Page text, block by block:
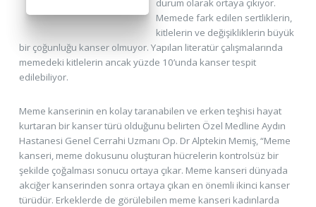
durum olarak ortaya çıkıyor.
Memede fark edilen sertliklerin,
kitlelerin ve değişikliklerin büyük
bir çoğunluğu kanser olmuyor. Yapılan literatür çalışmalarında
memedeki kitlelerin ancak yüzde 10’unda kanser tespit
edilebiliyor.
Meme kanserinin en kolay taranabilen ve erken teşhisi hayat
kurtaran bir kanser türü olduğunu belirten Özel Medline Aydın
Hastanesi Genel Cerrahi Uzmanı Op. Dr Alptekin Memiş, “Meme
kanseri, meme dokusunu oluşturan hücrelerin kontrolsüz bir
şekilde çoğalması sonucu ortaya çıkar. Meme kanseri dünyada
akciğer kanserinden sonra ortaya çıkan en önemli ikinci kanser
türüdür. Erkeklerde de görülebilen meme kanseri kadınlarda